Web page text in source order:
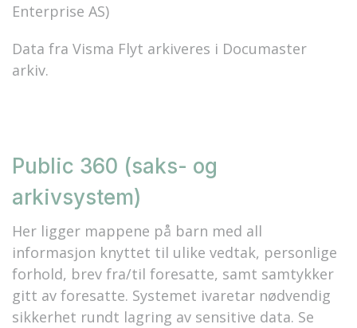
Enterprise AS)
Data fra Visma Flyt arkiveres i Documaster
arkiv.
Public 360 (saks- og
arkivsystem)
Her ligger mappene på barn med all
informasjon knyttet til ulike vedtak, personlige
forhold, brev fra/til foresatte, samt samtykker
gitt av foresatte. Systemet ivaretar nødvendig
sikkerhet rundt lagring av sensitive data. Se